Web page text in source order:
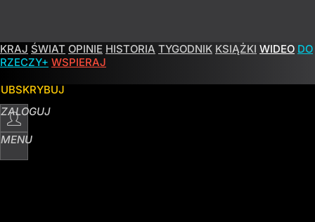
KRAJ ŚWIAT OPINIE HISTORIA TYGODNIK KSIĄŻKI WIDEO DO
RZECZY+ WSPIERAJ
ZALOGUJ
MENU